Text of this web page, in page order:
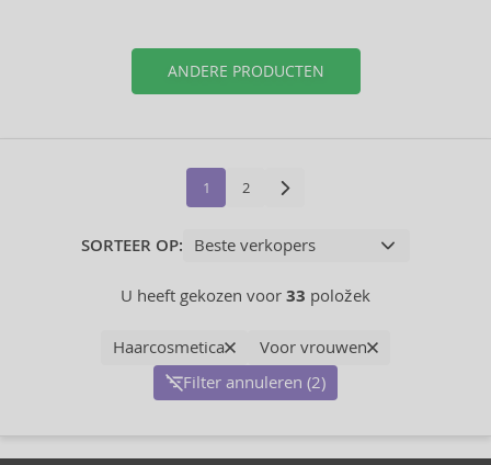
ANDERE PRODUCTEN
1 2
SORTEER OP:
U heeft gekozen voor 33 položek
Haarcosmetica
Voor vrouwen
Filter annuleren (2)